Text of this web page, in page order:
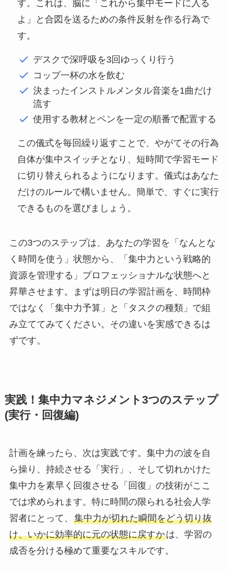
す。これは、脳に「これから集中モードに入る
よ」と合図を送るための条件反射を作る行為で
す。
デスクで深呼吸を3回ゆっくり行う
コップ一杯の水を飲む
決まったインストルメンタル音楽を1曲だけ
流す
使用する教材とペンを一定の順番で配置する
この儀式を毎回繰り返すことで、やがてその行為
自体が集中スイッチとなり、短時間で学習モード
に切り替えられるようになります。儀式はあなた
だけのルールで構いません。簡単で、すぐに実行
できるものを選びましょう。
この3つのステップは、あなたの学習を「なんとな
く時間を使う」状態から、「集中力という戦略的
資源を管理する」プロフェッショナルな状態へと
昇華させます。まずは明日の学習計画を、時間枠
ではなく「集中力予算」と「タスクの種類」で組
み立ててみてください。その違いを実感できるは
ずです。
実践！集中力マネジメント3つのステップ
(実行・回復編)
計画を練ったら、次は実践です。集中力の波を自
ら操り、持続させる「実行」、そして切れかけた
集中力を素早く回復させる「回復」の技術がここ
では求められます。特に時間の限られる社会人学
習者にとって、 集中力が切れた瞬間をどう切り抜
け、いかに効率的に元の状態に戻すかは、学習の
成否を分ける極めて重要なスキルです。